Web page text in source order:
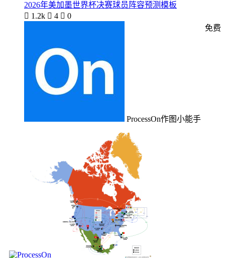
2026年美加墨世界杯决赛球员阵容预测模板
 1.2k  4  0
ProcessOn作图小能手
免费